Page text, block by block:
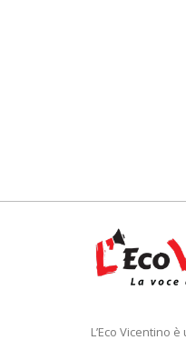
L’Eco Vicentino